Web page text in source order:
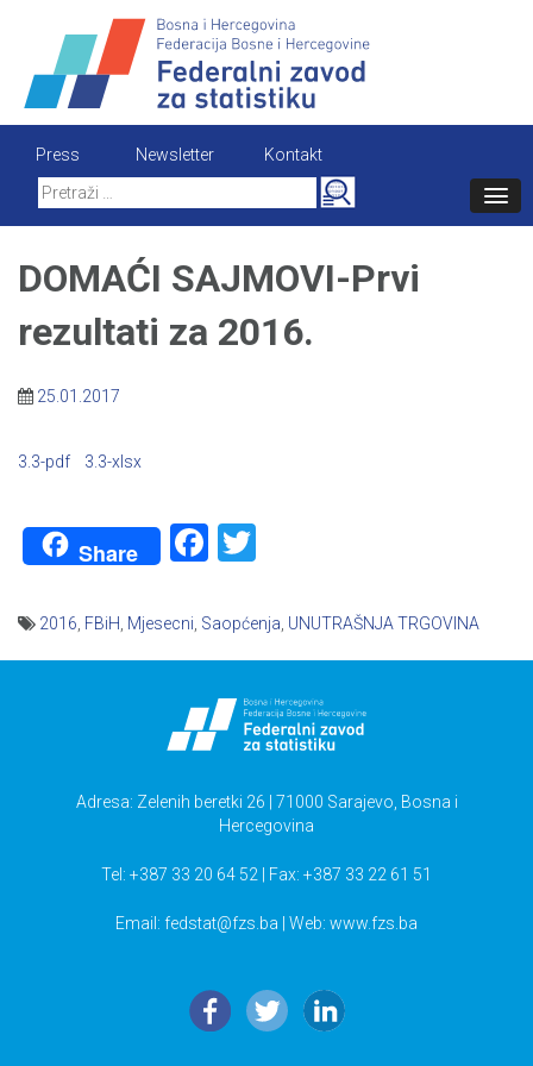
content
Press Newsletter
Kontakt
Search
for:
DOMAĆI SAJMOVI-Prvi
rezultati za 2016.
25.01.2017
3.3-pdf 3.3-xlsx
Share Facebook
2016 FBiH Mjesecni Saopćenja UNUTRAŠNJA TRGOVINA
Adresa: Zelenih beretki 26 | 71000 Sarajevo, Bosna i
Hercegovina
Tel: +387 33 20 64 52 | Fax: +387 33 22 61 51
Email: fedstat@fzs.ba | Web: www.fzs.ba